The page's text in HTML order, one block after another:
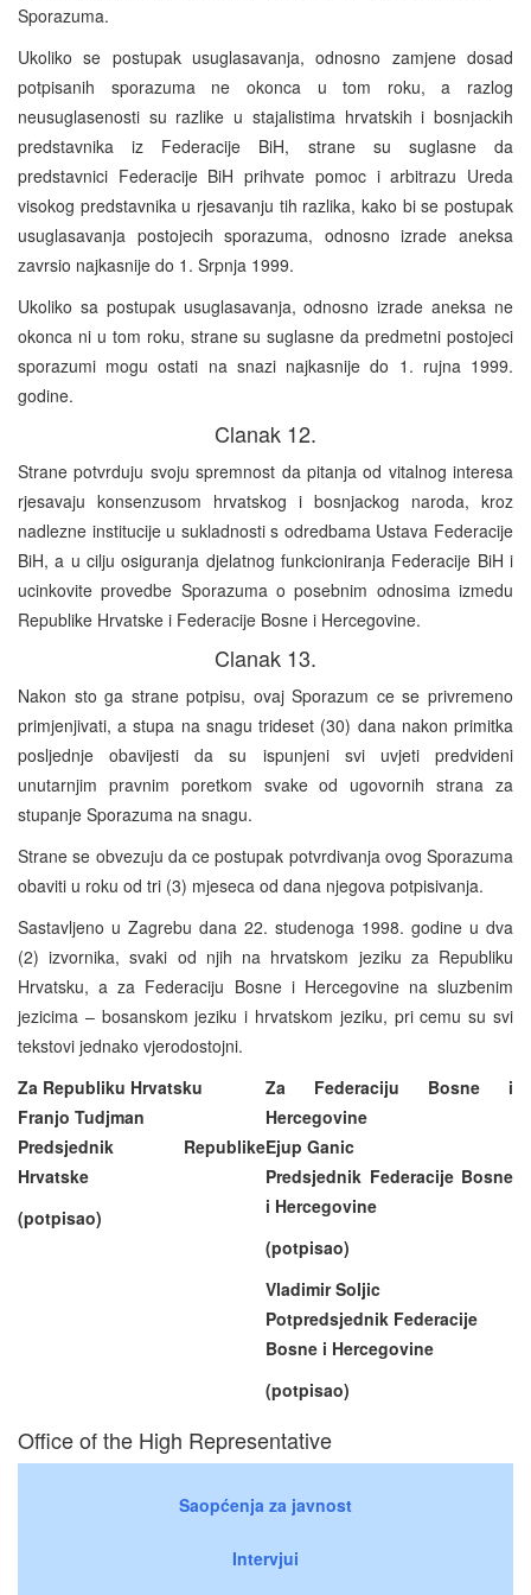
Sporazuma.
Ukoliko se postupak usuglasavanja, odnosno zamjene dosad
potpisanih sporazuma ne okonca u tom roku, a razlog
neusuglasenosti su razlike u stajalistima hrvatskih i bosnjackih
predstavnika iz Federacije BiH, strane su suglasne da
predstavnici Federacije BiH prihvate pomoc i arbitrazu Ureda
visokog predstavnika u rjesavanju tih razlika, kako bi se postupak
usuglasavanja postojecih sporazuma, odnosno izrade aneksa
zavrsio najkasnije do 1. Srpnja 1999.
Ukoliko sa postupak usuglasavanja, odnosno izrade aneksa ne
okonca ni u tom roku, strane su suglasne da predmetni postojeci
sporazumi mogu ostati na snazi najkasnije do 1. rujna 1999.
godine.
Clanak 12.
Strane potvrduju svoju spremnost da pitanja od vitalnog interesa
rjesavaju konsenzusom hrvatskog i bosnjackog naroda, kroz
nadlezne institucije u sukladnosti s odredbama Ustava Federacije
BiH, a u cilju osiguranja djelatnog funkcioniranja Federacije BiH i
ucinkovite provedbe Sporazuma o posebnim odnosima izmedu
Republike Hrvatske i Federacije Bosne i Hercegovine.
Clanak 13.
Nakon sto ga strane potpisu, ovaj Sporazum ce se privremeno
primjenjivati, a stupa na snagu trideset (30) dana nakon primitka
posljednje obavijesti da su ispunjeni svi uvjeti predvideni
unutarnjim pravnim poretkom svake od ugovornih strana za
stupanje Sporazuma na snagu.
Strane se obvezuju da ce postupak potvrdivanja ovog Sporazuma
obaviti u roku od tri (3) mjeseca od dana njegova potpisivanja.
Sastavljeno u Zagrebu dana 22. studenoga 1998. godine u dva
(2) izvornika, svaki od njih na hrvatskom jeziku za Republiku
Hrvatsku, a za Federaciju Bosne i Hercegovine na sluzbenim
jezicima – bosanskom jeziku i hrvatskom jeziku, pri cemu su svi
tekstovi jednako vjerodostojni.
Za Republiku Hrvatsku
Franjo Tudjman
Predsjednik Republike
Hrvatske
(potpisao)
Za Federaciju Bosne i
Hercegovine
Ejup Ganic
Predsjednik Federacije Bosne
i Hercegovine
(potpisao)
Vladimir Soljic
Potpredsjednik Federacije
Bosne i Hercegovine
(potpisao)
Office of the High Representative
Saopćenja za javnost
Intervjui